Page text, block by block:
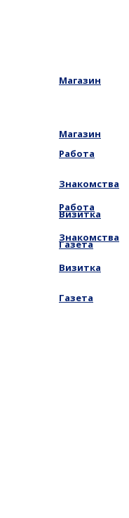
Магазин
Работа
Знакомства
Визитка
Газета
Магазин
Работа
Знакомства
Визитка
Газета